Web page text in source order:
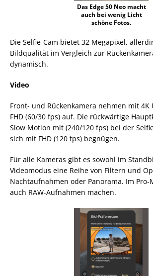
Das Edge 50 Neo macht
auch bei wenig Licht
schöne Fotos.
Die Selfie-Cam bietet 32 Megapixel,
Bildqualität im Vergleich zur
dynamisch.
Video
Front- und Rückenkamera nehmen mit 4K
FHD (60/30 fps) auf. Die rückwärtige
Slow Motion mit (240/120 fps) bei der
sich mit FHD (120 fps) begnügen.
Für alle Kameras gibt es sowohl im
Videomodus eine Reihe von Filtern und
Nachtaufnahmen oder Panorama. Im Pro-
auch RAW-Aufnahmen machen.